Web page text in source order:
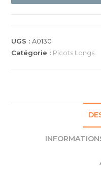
UGS :A0130
Catégorie : Picots Longs